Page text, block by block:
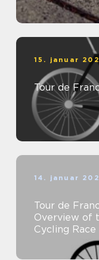
15. januar
Tour de
14. januar
Tour de
Overview of
Cycling Race